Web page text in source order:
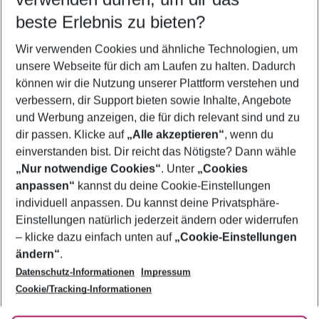
5-8 Nächte
2 Erwachsene Keine Kinder
Mehr Filter anzeigen
Footer
Footer navigation
Über uns
AGB
Bestpreisgarantie
Cookie-Einstellungen ändern
Cookie-Richtlinie
Agenturbetreuung
Barrierefreies Reisen
Folge uns
beste Erlebnis zu bieten?
Wir verwenden Cookies und ähnliche Technologien, um
unsere Webseite für dich am Laufen zu halten. Dadurch
können wir die Nutzung unserer Plattform verstehen und
verbessern, dir Support bieten sowie Inhalte, Angebote
und Werbung anzeigen, die für dich relevant sind und zu
dir passen. Klicke auf „Alle akzeptieren“, wenn du
einverstanden bist. Dir reicht das Nötigste? Dann wähle
„Nur notwendige Cookies“. Unter „Cookies
anpassen“ kannst du deine Cookie-Einstellungen
individuell anpassen. Du kannst deine Privatsphäre-
Einstellungen natürlich jederzeit ändern oder widerrufen
– klicke dazu einfach unten auf „Cookie-Einstellungen
ändern“.
Datenschutz-Informationen
Impressum
Cookie/Tracking-Informationen